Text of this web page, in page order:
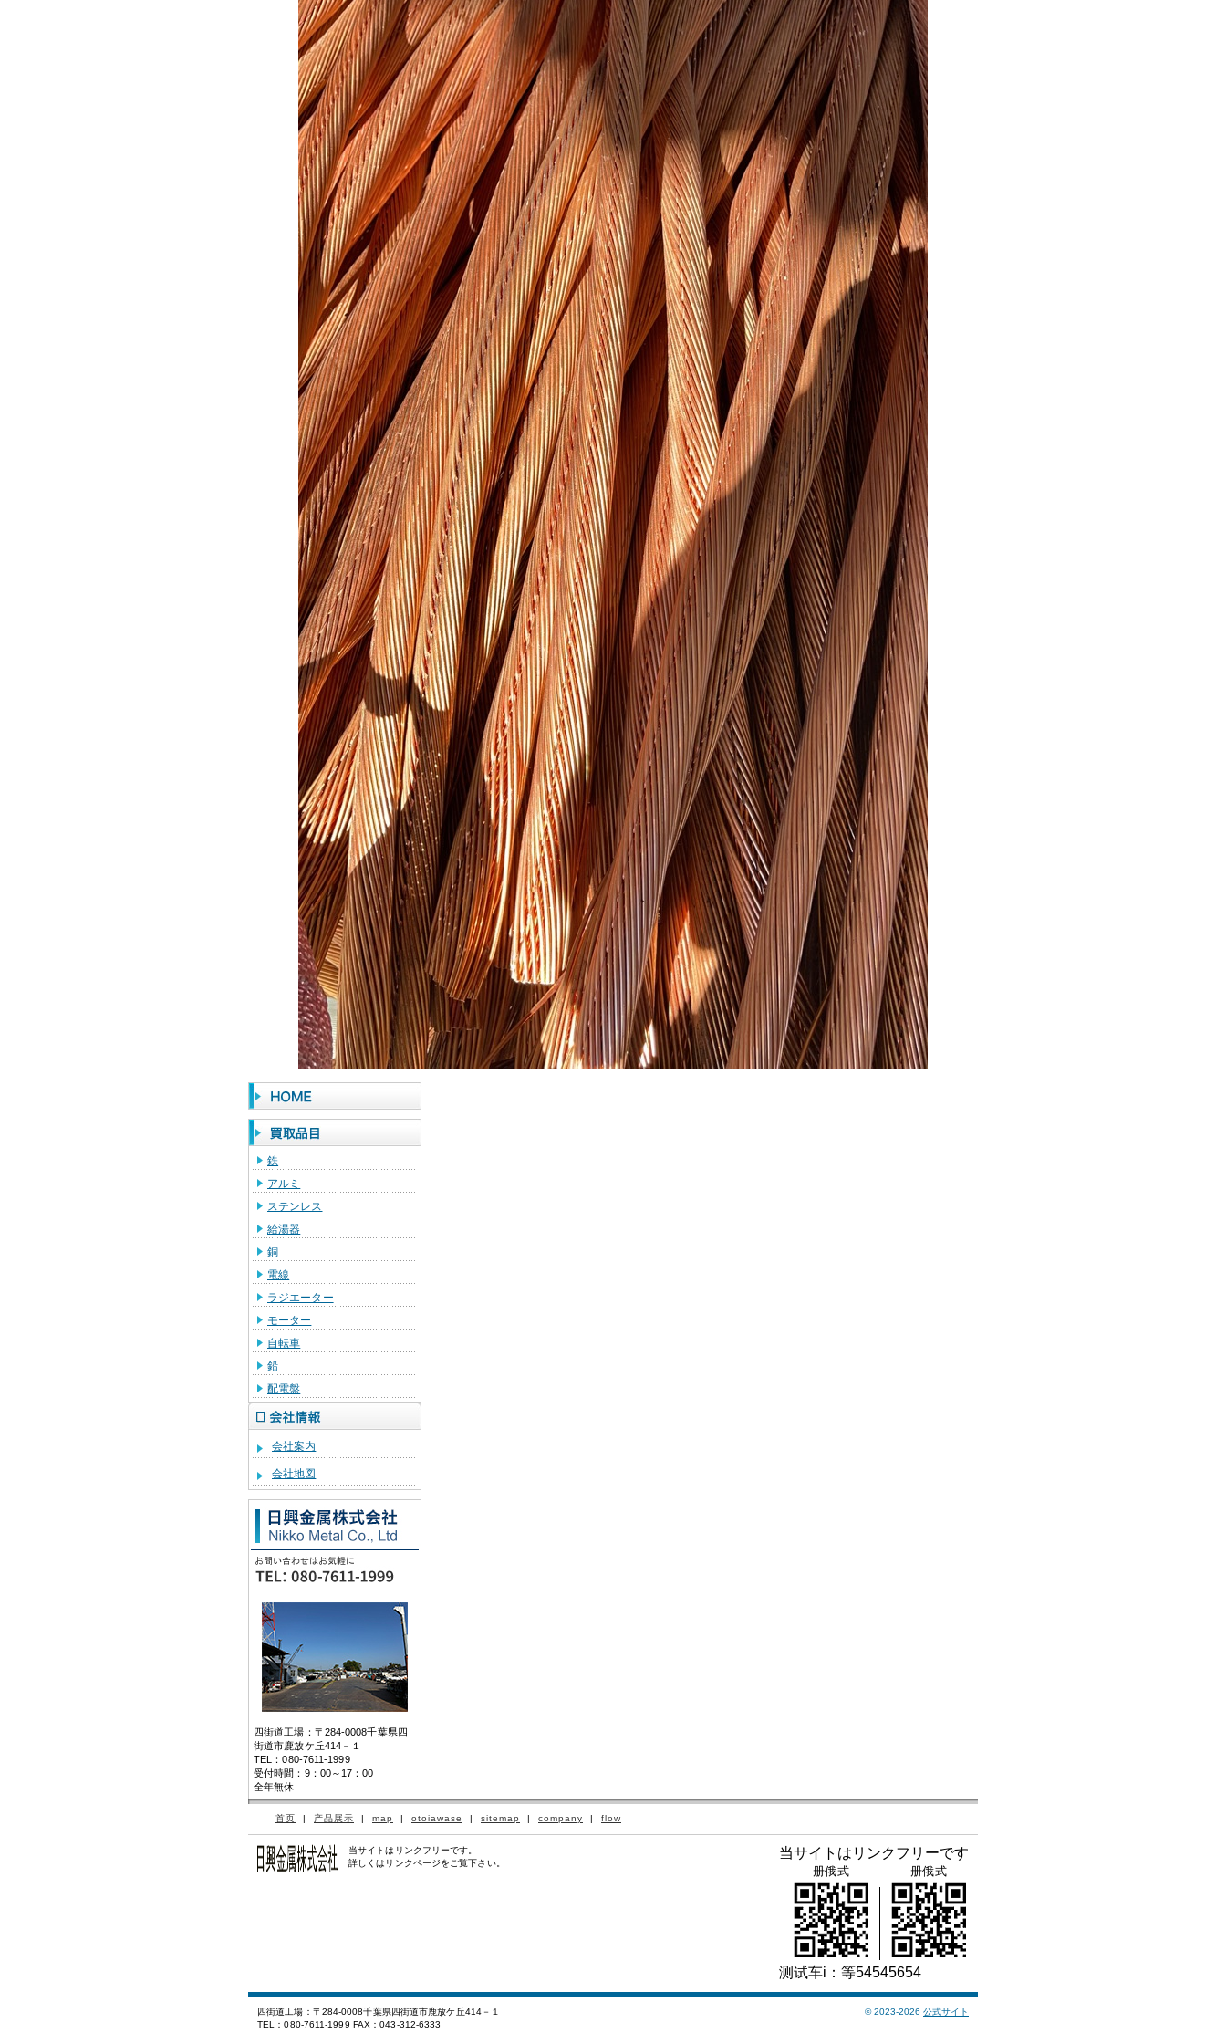
鉄
アルミ
ステンレス
給湯器
銅
電線
ラジエーター
モーター
自転車
鉛
配電盤
会社案内
会社地図
四街道工場：〒284-0008千葉県四
街道市鹿放ケ丘414－１
TEL：080-7611-1999
受付時間：9：00～17：00
全年無休
首页 | 产品展示 | map | otoiawase | sitemap | company | flow
当サイトはリンクフリーです。
詳しくはリンクページをご覧下さい。
当サイトはリンクフリーです
册俄式 册俄式
测试车i：等54545654
四街道工場：〒284-0008千葉県四街道市鹿放ケ丘414－１
TEL：080-7611-1999 FAX：043-312-6333
©2023-2026 公式サイト